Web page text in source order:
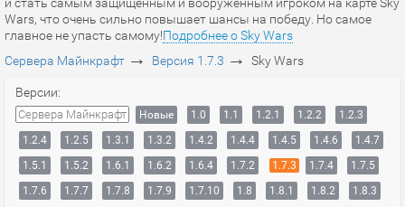
Wars, что очень сильно повышает шансы на победу. Но самое
главное не упасть самому!Подробнее о Sky Wars
Сервера Майнкрафт → Версия 1.7.3 → Sky Wars
Версии:
Сервера Майнкрафт Новые 1.0 1.1 1.2.1 1.2.2
1.2.3
1.2.4
1.2.5 1.3.1 1.3.2 1.4.2 1.4.4 1.4.5 1.4.6
1.4.7
1.5.1
1.5.2 1.6.1 1.6.2 1.6.4 1.7.2 1.7.3 1.7.4
1.7.5
1.7.6
1.7.7 1.7.8 1.7.9 1.7.10 1.8 1.8.1 1.8.2
1.8.3